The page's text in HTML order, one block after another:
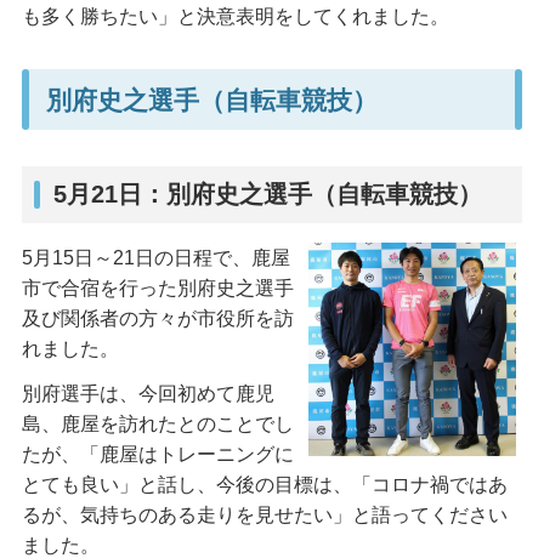
も多く勝ちたい」と決意表明をしてくれました。
別府史之選手（自転車競技）
5月21日：別府史之選手（自転車競技）
5月15日～21日の日程で、鹿屋
市で合宿を行った別府史之選手
及び関係者の方々が市役所を訪
れました。
別府選手は、今回初めて鹿児
島、鹿屋を訪れたとのことでし
たが、「鹿屋はトレーニングに
とても良い」と話し、今後の目標は、「コロナ禍ではあ
るが、気持ちのある走りを見せたい」と語ってください
ました。